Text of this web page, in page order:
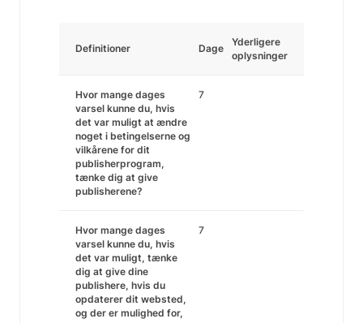
Definitioner Dage
Yderligere
oplysninger
Hvor mange dages
varsel kunne du, hvis
det var muligt at ændre
noget i betingelserne og
vilkårene for dit
publisherprogram,
tænke dig at give
publisherene?
7
Hvor mange dages
varsel kunne du, hvis
det var muligt, tænke
dig at give dine
publishere, hvis du
opdaterer dit websted,
og der er mulighed for,
7